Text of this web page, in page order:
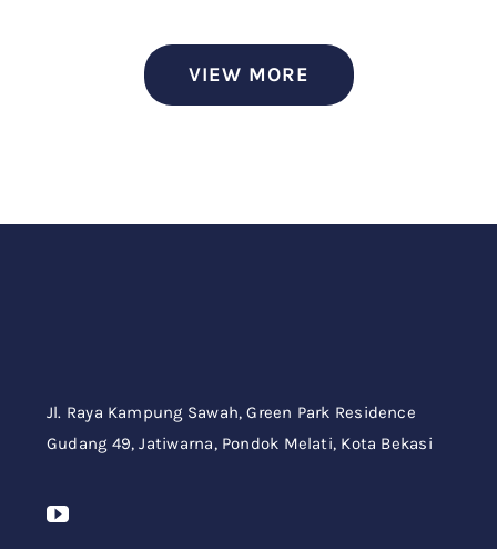
VIEW MORE
Jl. Raya Kampung Sawah,Green Park Residence
Gudang 49,Jatiwarna, Pondok Melati, Kota Bekasi